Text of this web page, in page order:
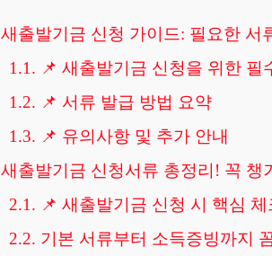
새출발기금 신청 가이드: 필요한 서
1.1. 📌 새출발기금 신청을 위한 필
1.2. 📌 서류 발급 방법 요약
1.3. 📌 유의사항 및 추가 안내
새출발기금 신청서류 총정리! 꼭 챙
2.1. 📌 새출발기금 신청 시 핵심
2.2. 기본 서류부터 소득증빙까지